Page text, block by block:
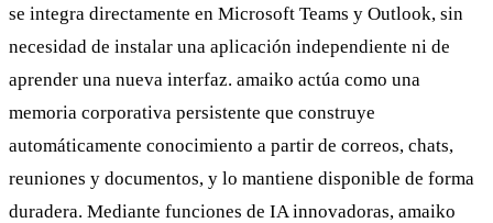
se integra directamente en Microsoft Teams y Outlook, sin
necesidad de instalar una aplicación independiente ni de
aprender una nueva interfaz. amaiko actúa como una
memoria corporativa persistente que construye
automáticamente conocimiento a partir de correos, chats,
reuniones y documentos, y lo mantiene disponible de forma
duradera. Mediante funciones de IA innovadoras, amaiko